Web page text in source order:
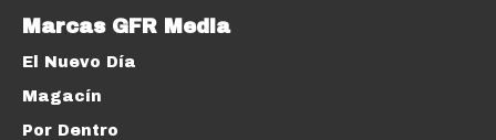
Marcas GFR Media
El Nuevo Día
Magacín
Por Dentro